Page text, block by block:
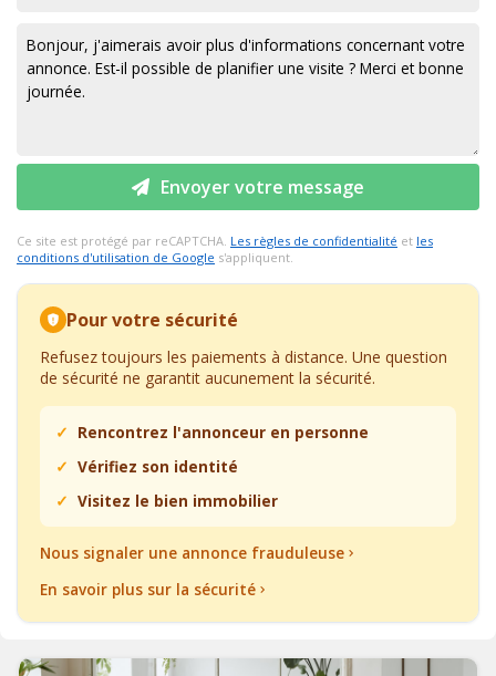
Envoyer votre message
Ce site est protégé par reCAPTCHA. Les règles de confidentialité et les
conditions d'utilisation de Google s'appliquent.
Pour votre sécurité
Refusez toujours les paiements à distance. Une question
de sécurité ne garantit aucunement la sécurité.
Rencontrez l'annonceur en personne
Vérifiez son identité
Visitez le bien immobilier
Nous signaler une annonce frauduleuse
En savoir plus sur la sécurité